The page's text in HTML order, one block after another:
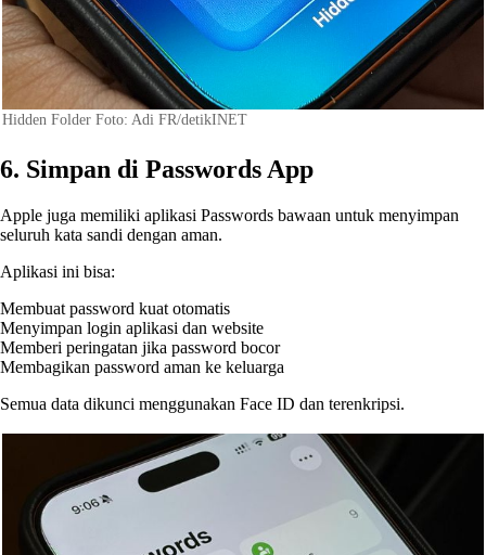
Hidden Folder Foto: Adi FR/detikINET
6. Simpan di Passwords App
Apple juga memiliki aplikasi Passwords bawaan untuk menyimpan
seluruh kata sandi dengan aman.
Aplikasi ini bisa:
Membuat password kuat otomatis
Menyimpan login aplikasi dan website
Memberi peringatan jika password bocor
Membagikan password aman ke keluarga
Semua data dikunci menggunakan Face ID dan terenkripsi.